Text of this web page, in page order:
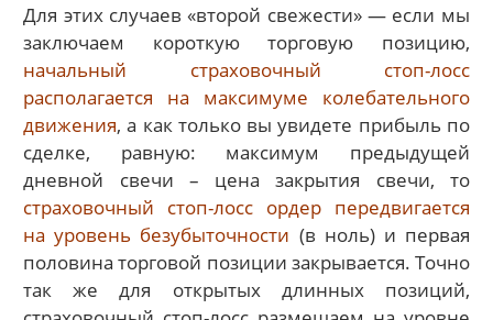
Для этих случаев «второй свежести» — если мы
заключаем короткую торговую позицию,
начальный страховочный стоп-лосс
располагается на максимуме колебательного
движения, а как только вы увидете прибыль по
сделке, равную: максимум предыдущей
дневной свечи – цена закрытия свечи, то
страховочный стоп-лосс ордер передвигается
на уровень безубыточности (в ноль) и первая
половина торговой позиции закрывается. Точно
так же для открытых длинных позиций,